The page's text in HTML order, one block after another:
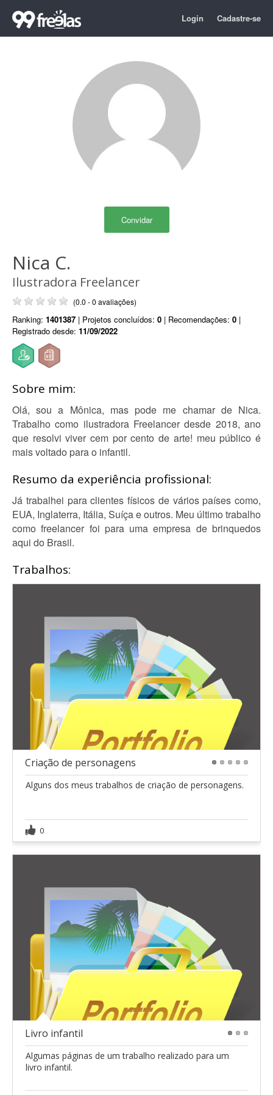
Login Cadastre-se
Convidar
Nica C.
Ilustradora Freelancer
(0.0 - 0 avaliações)
Ranking: 1401387 | Projetos concluídos: 0 | Recomendações: 0 |
Registrado desde: 11/09/2022
Sobre mim:
Olá, sou a Mônica, mas pode me chamar de Nica.
Trabalho como ilustradora Freelancer desde 2018, ano
que resolvi viver cem por cento de arte! meu público é
mais voltado para o infantil.
Resumo da experiência profissional:
Já trabalhei para clientes físicos de vários países como,
EUA, Inglaterra, Itália, Suíça e outros. Meu último trabalho
como freelancer foi para uma empresa de brinquedos
aqui do Brasil.
Trabalhos:
Criação de personagens
Alguns dos meus trabalhos de criação de personagens.
0
Livro infantil
Algumas páginas de um trabalho realizado para um
livro infantil.